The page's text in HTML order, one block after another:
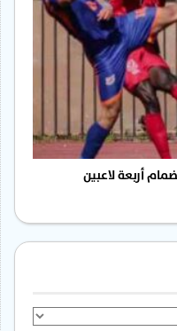
أربعة لاعبين